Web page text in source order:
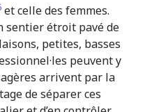
et celle des femmes.
sentier étroit pavé de
petites, basses
peuvent y
arrivent par la
de séparer ces